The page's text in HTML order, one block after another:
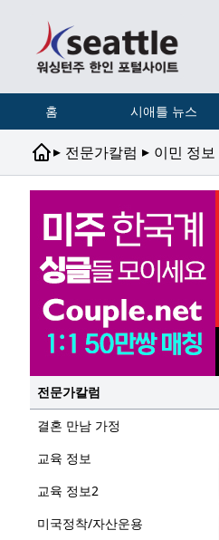
홈 시애틀 뉴스
▸ 전문가칼럼 ▸ 이민 정보
전문가칼럼
결혼 만남 가정
교육 정보
교육 정보2
미국정착/자산운용